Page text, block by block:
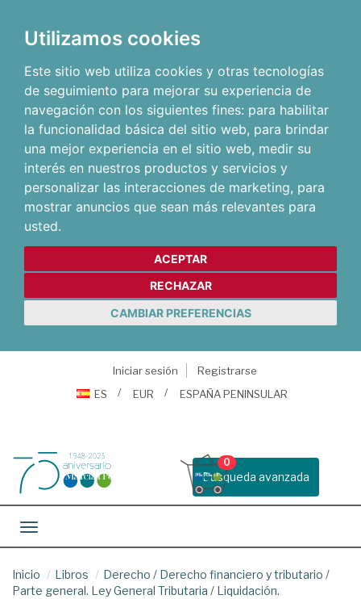
Utilizamos cookies
Este sitio web utiliza cookies y otras tecnologías
de seguimiento para mejorar su experiencia de
navegación con los siguientes fines: para habilitar
la funcionalidad básica del sitio web, para brindar
una mejor experiencia en el sitio web, medir su
interés en nuestros productos y servicios y
personalizar las interacciones de marketing, para
mostrar anuncios que sean más relevantes para
usted.
ACEPTAR
RECHAZAR
CAMBIAR PREFERENCIAS
Iniciar sesión
Registrarse
ES
EUR ESPAÑA PENINSULAR
Busqueda avanzada
0
Toggle navigation
Inicio Libros Derecho / Derecho financiero y tributario /
Parte general. Ley General Tributaria / Liquidación.